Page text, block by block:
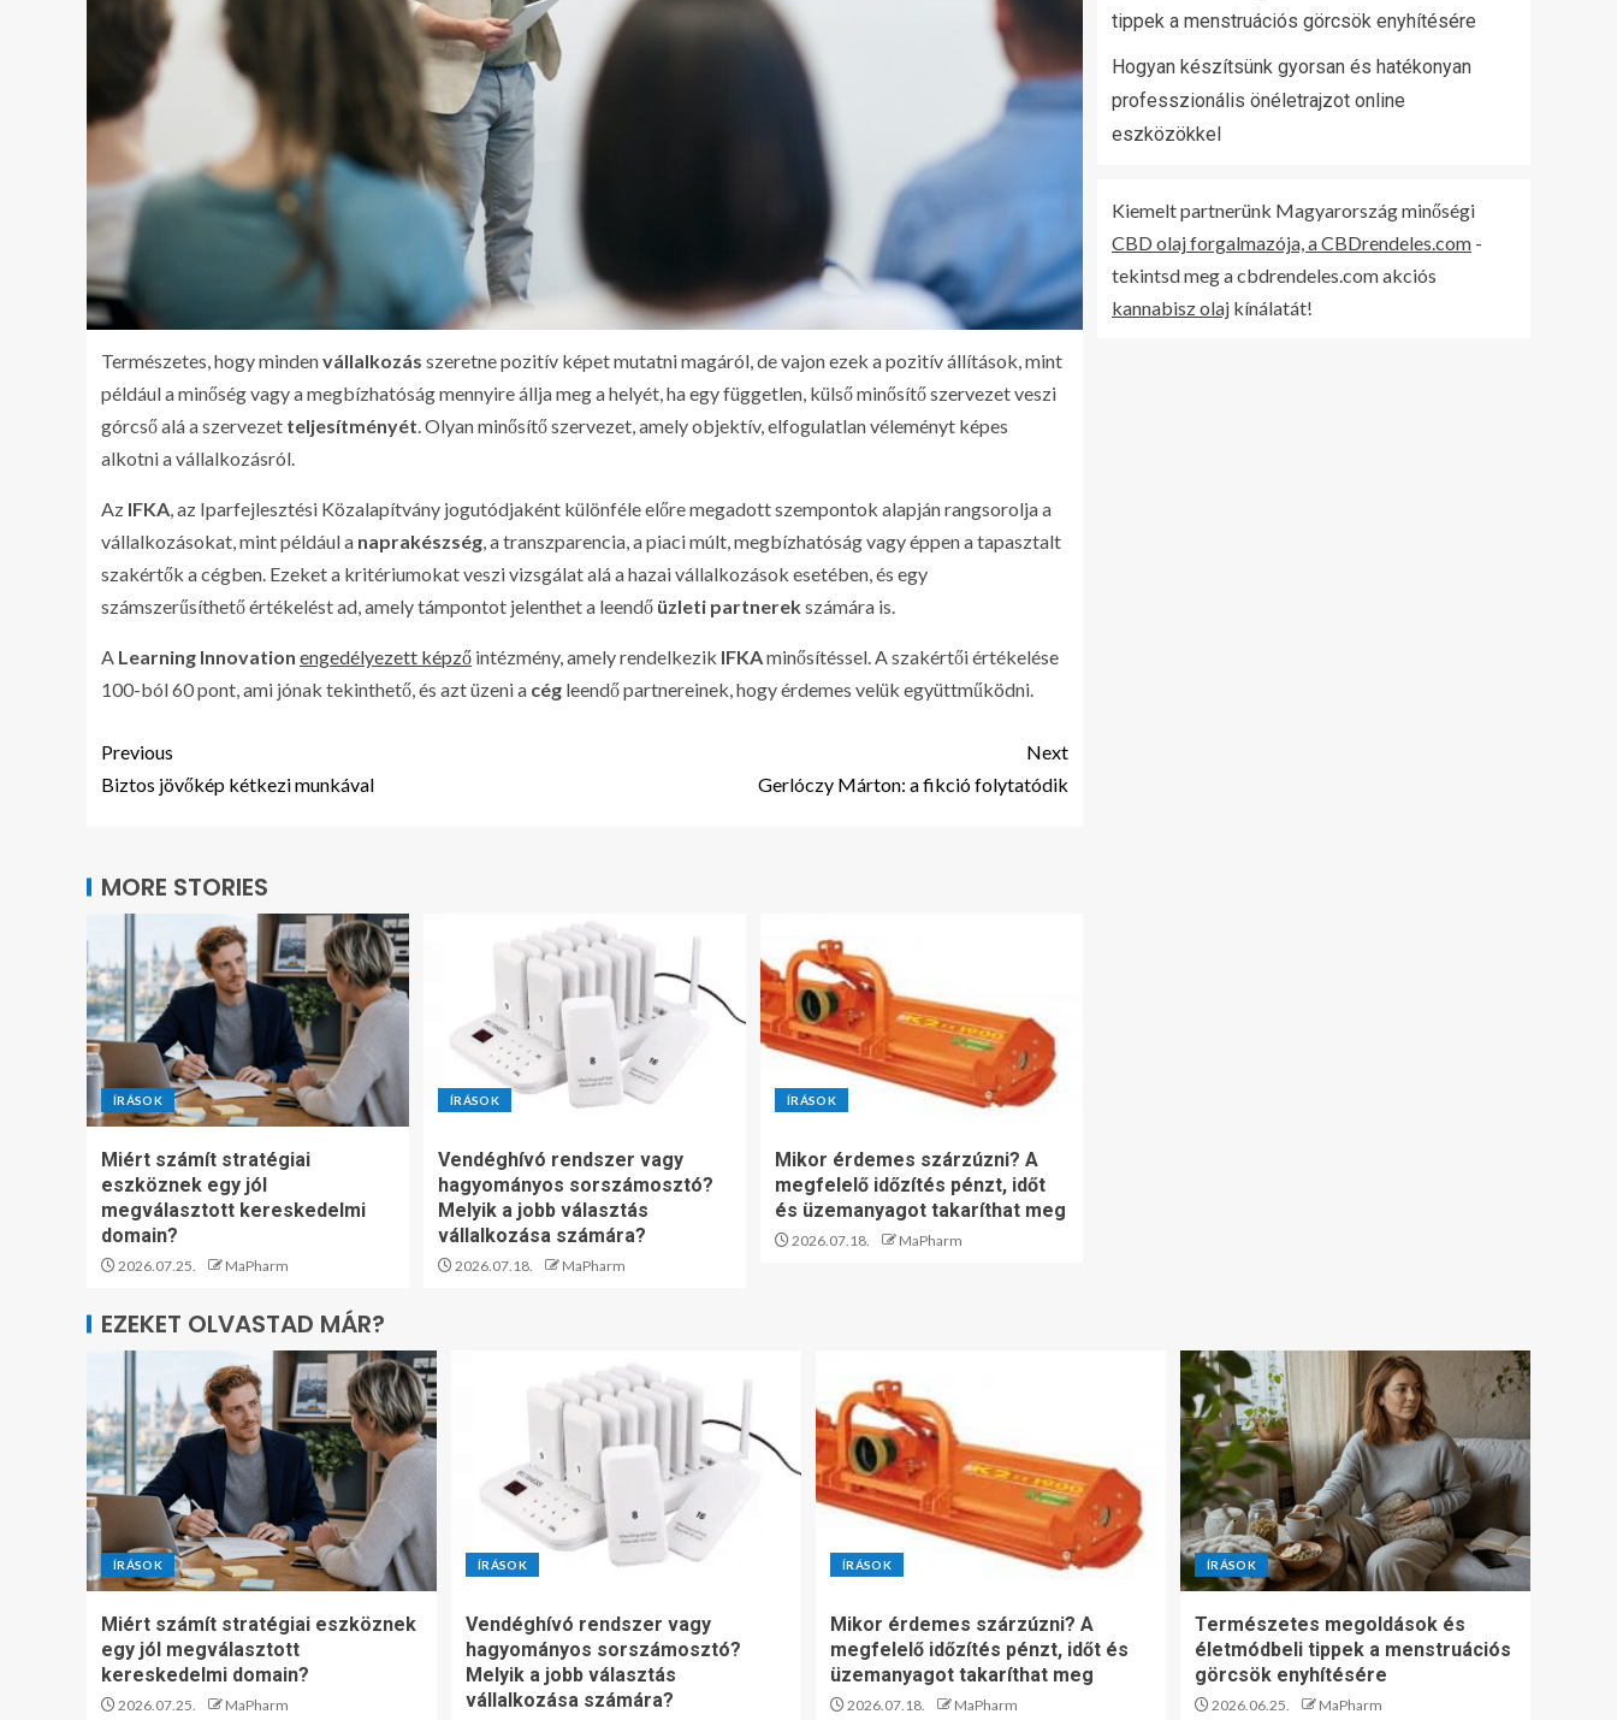
Természetes, hogy mindenvállalkozás szeretne pozitív képet mutatni magáról, de vajon ezek a pozitív állítások, mint
például a minőség vagy a megbízhatóság mennyire állja meg a helyét, ha egy független, külső minősítő szervezet veszi
górcső alá a szervezet teljesítményét. Olyan minősítő szervezet, amely objektív, elfogulatlan véleményt képes
alkotni a vállalkozásról.
Az IFKA, az Iparfejlesztési Közalapítvány jogutódjaként különféle előre megadott szempontok alapján rangsorolja a
vállalkozásokat, mint például a naprakészség, a transzparencia, a piaci múlt, megbízhatóság vagy éppen a tapasztalt
szakértők a cégben. Ezeket a kritériumokat veszi vizsgálat alá a hazai vállalkozások esetében, és egy
számszerűsíthető értékelést ad, amely támpontot jelenthet a leendő üzleti partnerekszámára is.
A Learning Innovation engedélyezett képző intézmény, amely rendelkezik IFKAminősítéssel. A szakértői értékelése
100-ból 60 pont, ami jónak tekinthető, és azt üzeni a cég leendő partnereinek, hogy érdemes velük együttműködni.
Previous
Biztos jövőkép kétkezi munkával
Next
Gerlóczy Márton: a fikció folytatódik
MORE STORIES
ÍRÁSOK
Miért számít stratégiai
eszköznek egy jól
megválasztott kereskedelmi
domain?
2026.07.25. MaPharm
ÍRÁSOK
Vendéghívó rendszer vagy
hagyományos sorszámosztó?
Melyik a jobb választás
vállalkozása számára?
2026.07.18. MaPharm
ÍRÁSOK
Mikor érdemes szárzúzni? A
megfelelő időzítés pénzt, időt
és üzemanyagot takaríthat meg
2026.07.18. MaPharm
tippek a menstruációs görcsök enyhítésére
Hogyan készítsünk gyorsan és hatékonyan
professzionális önéletrajzot online
eszközökkel
Kiemelt partnerünk Magyarország minőségi
CBD olaj forgalmazója, a CBDrendeles.com -
tekintsd meg a cbdrendeles.com akciós
kannabisz olaj kínálatát!
EZEKET OLVASTAD MÁR?
ÍRÁSOK
Miért számít stratégiai eszköznek
egy jól megválasztott
kereskedelmi domain?
2026.07.25. MaPharm
ÍRÁSOK
Vendéghívó rendszer vagy
hagyományos sorszámosztó?
Melyik a jobb választás
vállalkozása számára?
ÍRÁSOK
Mikor érdemes szárzúzni? A
megfelelő időzítés pénzt, időt és
üzemanyagot takaríthat meg
2026.07.18. MaPharm
ÍRÁSOK
Természetes megoldások és
életmódbeli tippek a menstruációs
görcsök enyhítésére
2026.06.25. MaPharm